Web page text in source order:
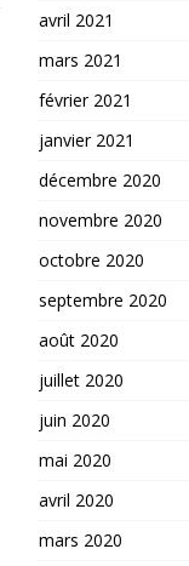
avril 2021
mars 2021
février 2021
janvier 2021
décembre 2020
novembre 2020
octobre 2020
septembre 2020
août 2020
juillet 2020
juin 2020
mai 2020
avril 2020
mars 2020